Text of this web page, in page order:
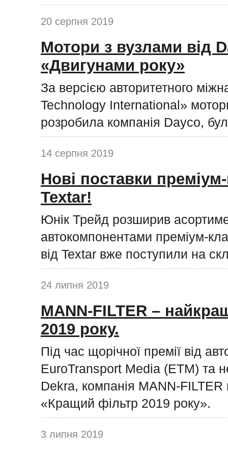
20 серпня 2019
Мотори з вузлами від
«Двигунами року»
За версією авторитетного
Technology International»
розробила компанія Dayco,
14 серпня 2019
Нові поставки
Textar!
Юнік Трейд розширив
автокомпонентами преміум-
від Textar вже поступили на
24 липня 2019
MANN-FILTER –
2019 року.
Під час щорічної премії від
EuroTransport Media (ETM) та
Dekra, компанія MANN-FILTER
«Кращий фільтр 2019 року».
3 липня 2019